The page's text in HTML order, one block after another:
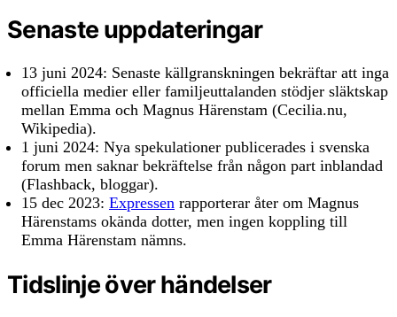
Senaste uppdateringar
13 juni 2024: Senaste källgranskningen bekräftar att inga
officiella medier eller familjeuttalanden stödjer släktskap
mellan Emma och Magnus Härenstam (Cecilia.nu,
Wikipedia).
1 juni 2024: Nya spekulationer publicerades i svenska
forum men saknar bekräftelse från någon part inblandad
(Flashback, bloggar).
15 dec 2023: Expressen rapporterar åter om Magnus
Härenstams okända dotter, men ingen koppling till
Emma Härenstam nämns.
Tidslinje över händelser